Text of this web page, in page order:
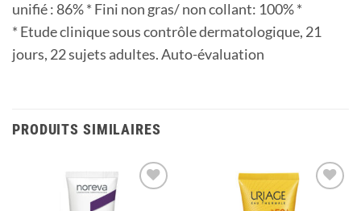
unifié : 86% * Fini non gras/ non collant: 100% *
* Etude clinique sous contrôle dermatologique, 21
jours, 22 sujets adultes. Auto-évaluation
PRODUITS SIMILAIRES